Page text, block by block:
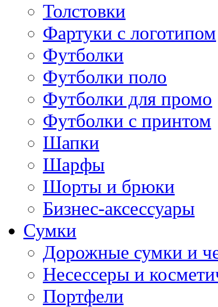
Толстовки
Фартуки с логотипом
Футболки
Футболки поло
Футболки для промо
Футболки с принтом
Шапки
Шарфы
Шорты и брюки
Бизнес-аксессуары
Сумки
Дорожные сумки и
Несессеры и
Портфели